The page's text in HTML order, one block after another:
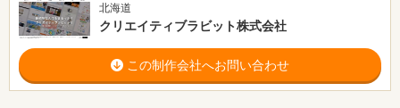
北海道
クリエイティブラビット株式会社
この制作会社へお問い合わせ